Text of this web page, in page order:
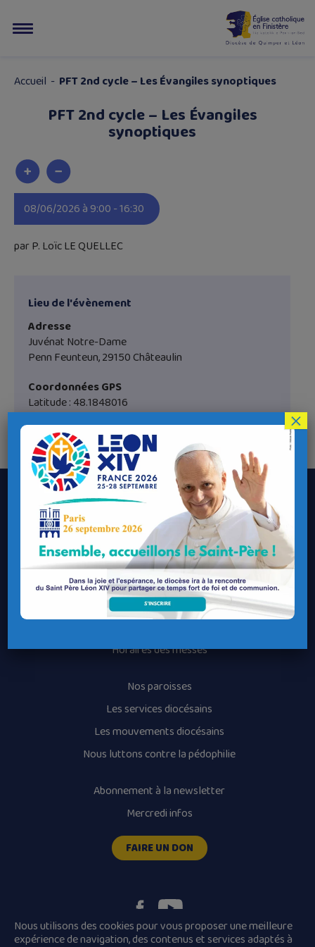
Accueil - PFT 2nd cycle – Les Évangiles synoptiques
PFT 2nd cycle – Les Évangiles
synoptiques
08/06/2026 à 9:00 - 16:30
par P. Loïc LE QUELLEC
Lieu de l'évènement
Adresse
Juvénat Notre-Dame
Penn Feunteun, 29150 Châteaulin
Coordonnées GPS
Latitude : 48.1848016
Longitude : -3.982142
Le Diocèse de Quimper et Léon
Contacter le Diocèse
Contacter ma Paroisse
Contacter un service
Contacter une permanence
Horaires des messes
Nos paroisses
Les services diocésains
Les mouvements diocésains
Nous luttons contre la pédophilie
Abonnement à la newsletter
Mercredi infos
FAIRE UN DON
×
Nous utilisons des cookies pour vous proposer une meilleure
expérience de navigation, des contenus et services adaptés à